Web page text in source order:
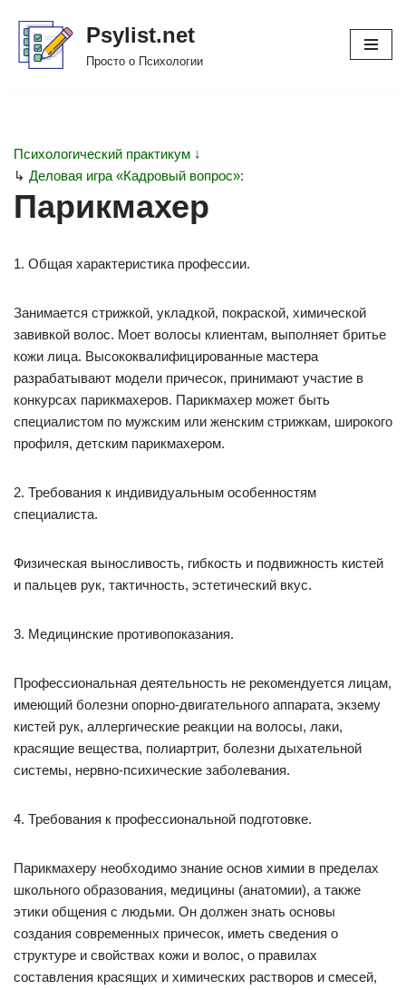
Перейти
Psylist.net
Просто о Психологии
Психологический практикум ↓
↳ Деловая игра «Кадровый вопрос»:
Парикмахер
1. Общая характеристика профессии.
Занимается стрижкой, укладкой, покраской, химической
завивкой волос. Моет волосы клиентам, выполняет бритье
кожи лица. Высококвалифицированные мастера
разрабатывают модели причесок, принимают участие в
конкурсах парикмахеров. Парикмахер может быть
специалистом по мужским или женским стрижкам, широкого
профиля, детским парикмахером.
2. Требования к индивидуальным особенностям
специалиста.
Физическая выносливость, гибкость и подвижность кистей
и пальцев рук, тактичность, эстетический вкус.
3. Медицинские противопоказания.
Профессиональная деятельность не рекомендуется лицам,
имеющий болезни опорно-двигательного аппарата, экзему
кистей рук, аллергические реакции на волосы, лаки,
красящие вещества, полиартрит, болезни дыхательной
системы, нервно-психические заболевания.
4. Требования к профессиональной подготовке.
Парикмахеру необходимо знание основ химии в пределах
школьного образования, медицины (анатомии), а также
этики общения с людьми. Он должен знать основы
создания современных причесок, иметь сведения о
структуре и свойствах кожи и волос, о правилах
составления красящих и химических растворов и смесей,